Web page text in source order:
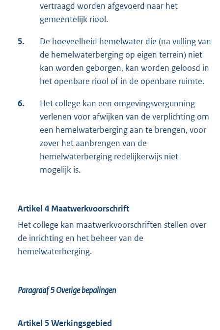
vertraagd worden afgevoerd naar het
gemeentelijk riool.
5.
De hoeveelheid hemelwater die (na vulling van
de hemelwaterberging op eigen terrein) niet
kan worden geborgen, kan worden geloosd in
het openbare riool of in de openbare ruimte.
6.
Het college kan een omgevingsvergunning
verlenen voor afwijken van de verplichting om
een hemelwaterberging aan te brengen, voor
zover het aanbrengen van de
hemelwaterberging redelijkerwijs niet
mogelijk is.
Artikel 4 Maatwerkvoorschrift
Het college kan maatwerkvoorschriften stellen over
de inrichting en het beheer van de
hemelwaterberging.
Paragraaf 5Overige bepalingen
Artikel 5 Werkingsgebied